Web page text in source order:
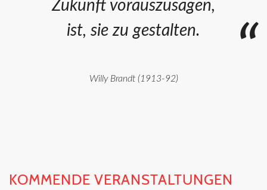
Zukunft vorauszusagen,
ist, sie zu gestalten.
Willy Brandt (1913-92)
KOMMENDE VERANSTALTUNGEN